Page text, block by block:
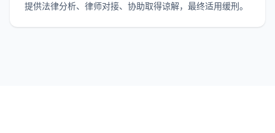
提供法律分析、律师对接、协助取得谅解，最终适用缓刑。